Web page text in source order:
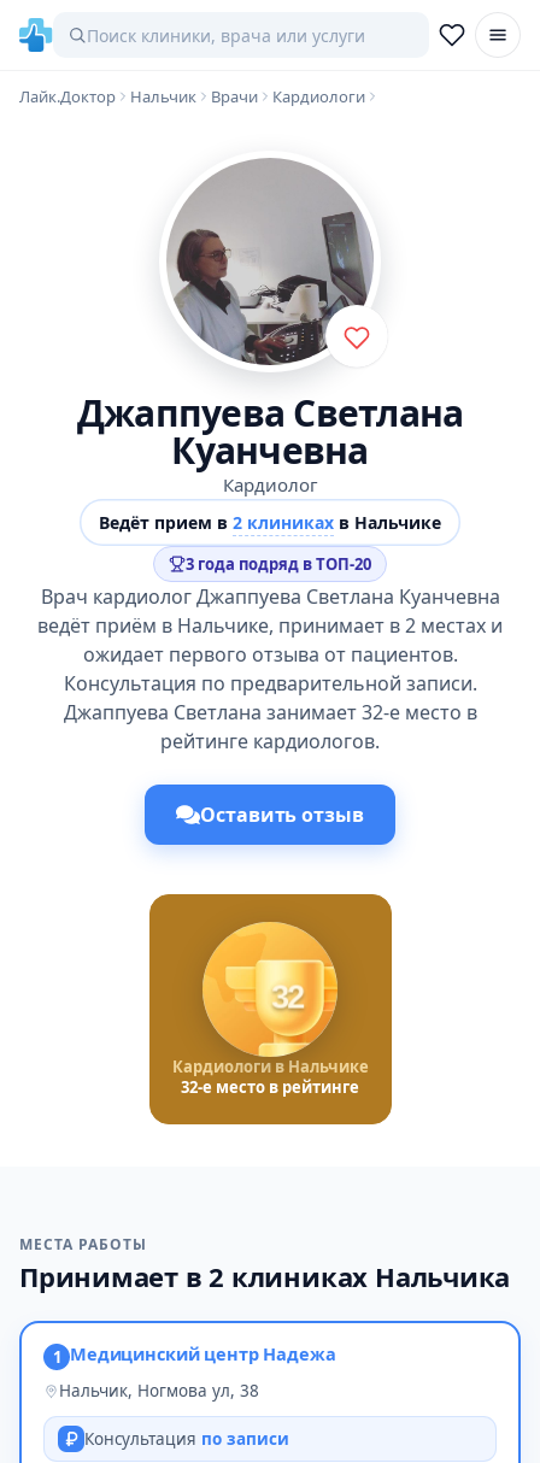
Лайк.Доктор Нальчик Врачи Кардиологи
Джаппуева Светлана
Куанчевна
Кардиолог
Ведёт прием в 2 клиниках в Нальчике
3 года подряд в ТОП-20
Врач кардиолог Джаппуева Светлана Куанчевна
ведёт приём в Нальчике, принимает в 2 местах и
ожидает первого отзыва от пациентов.
Консультация по предварительной записи.
Джаппуева Светлана занимает 32-е место в
рейтинге кардиологов.
Оставить отзыв
32
Кардиологи в Нальчике
32-е место в рейтинге
МЕСТА РАБОТЫ
Принимает в 2 клиниках Нальчика
1 Медицинский центр Надежа
Нальчик, Ногмова ул, 38
Консультация по записи